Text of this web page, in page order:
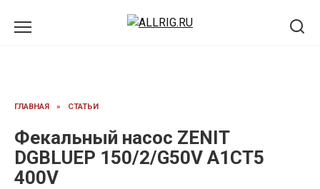
ГЛАВНАЯ » СТАТЬИ
Фекальный насос ZENIT
DGBLUEP 150/2/G50V A1CT5
400V